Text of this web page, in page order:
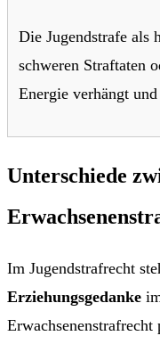
Die Jugendstrafe als
schweren Straftaten
Energie verhängt
Unterschiede
Im Jugendstrafrecht
Erziehungsgedanke